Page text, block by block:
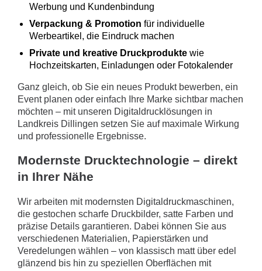
Werbung und Kundenbindung
Verpackung & Promotion für individuelle
Werbeartikel, die Eindruck machen
Private und kreative Druckprodukte wie
Hochzeitskarten, Einladungen oder Fotokalender
Ganz gleich, ob Sie ein neues Produkt bewerben, ein
Event planen oder einfach Ihre Marke sichtbar machen
möchten – mit unseren Digitaldrucklösungen in
Landkreis Dillingen setzen Sie auf maximale Wirkung
und professionelle Ergebnisse.
Modernste Drucktechnologie – direkt
in Ihrer Nähe
Wir arbeiten mit modernsten Digitaldruckmaschinen,
die gestochen scharfe Druckbilder, satte Farben und
präzise Details garantieren. Dabei können Sie aus
verschiedenen Materialien, Papierstärken und
Veredelungen wählen – von klassisch matt über edel
glänzend bis hin zu speziellen Oberflächen mit